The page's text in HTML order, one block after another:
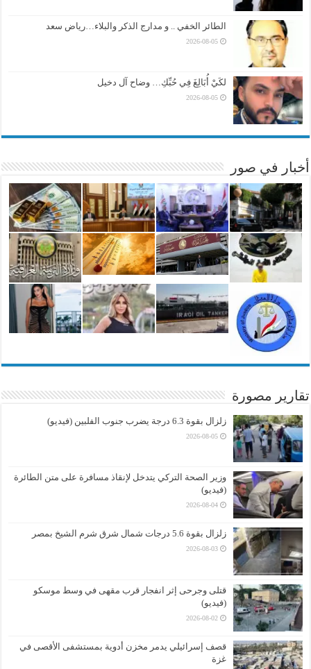
الطائر الخفي .. و مدارج الذكر والبلاء…رياض سعد
2026-08-05
لكَيْ أُبَالِغَ فِي حُبِّكِ… وضاح آل دخيل
2026-08-05
أخبار في صور
تقارير مصورة
زلزال بقوة 6.3 درجة يضرب جنوب الفلبين (فيديو)
2026-08-05
وزير الصحة التركي يتدخل لإنقاذ مسافرة على متن الطائرة
(فيديو)
2026-08-04
زلزال بقوة 5.6 درجات شمال شرق شرم الشيخ بمصر
2026-08-03
قتلى وجرحى إثر انفجار قرب مقهى في وسط موسكو
(فيديو)
2026-08-02
قصف إسرائيلي يدمر مخزن أدوية بمستشفى الأقصى في
غزة